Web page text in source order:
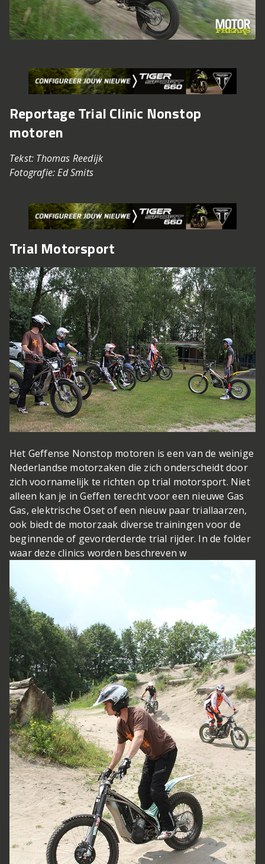
Reportage Trial Clinic Nonstop
motoren
Tekst: Thomas Reedijk
Fotografie: Ed Smits
Trial Motorsport
Het Geffense Nonstop motoren is een van de weinige
Nederlandse motorzaken die zich onderscheidt door
zich voornamelijk te richten op trial motorsport. Niet
alleen kan je in Geffen terecht voor een nieuwe Gas
Gas, elektrische Oset of een nieuw paar triallaarzen,
ook biedt de motorzaak diverse trainingen voor de
beginnende of gevorderderde trial rijder. In de folder
waar deze clinics worden beschreven w